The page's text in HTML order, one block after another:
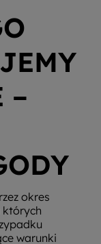
–
okres
których
warunki